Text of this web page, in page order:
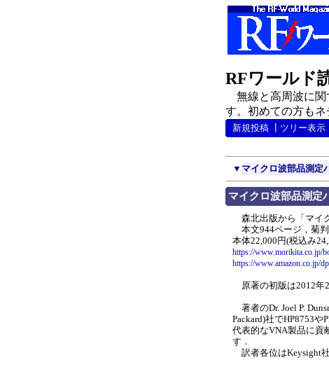
RFワールド
無線と高周波に関
す。初めての方も
新規投稿 ツリー表示
▼ マイクロ波部品測定
マイクロ波部品測定
森北出版から「マイ
本文944ページ，菊判
本体22,000円(税込み
https://www.morikita.co.jp/
https://www.amazon.co.jp/
原著の初版は2012年
著者のDr. Joel P.
Packard)社でHP8753や
代表的なVNA製品に貢
す．
訳者各位はKeysight